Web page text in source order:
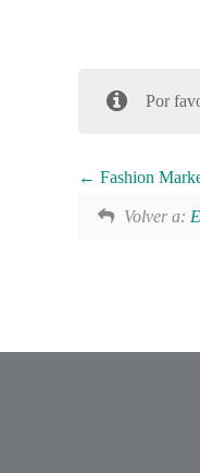
Por
Fashion
Volver a: